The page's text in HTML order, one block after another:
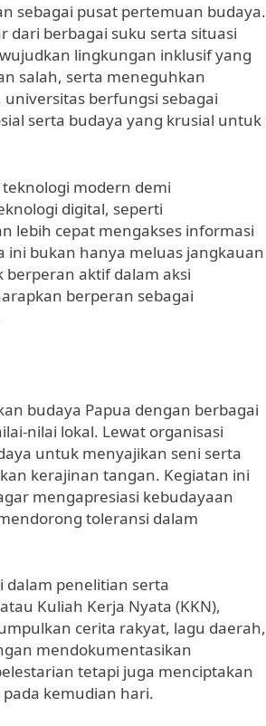
sebagai pusat pertemuan budaya.
dari berbagai suku serta situasi
lingkungan inklusif yang
salah, serta meneguhkan
berfungsi sebagai
serta budaya yang krusial untuk
modern demi
digital, seperti
lebih cepat mengakses informasi
ini bukan hanya meluas jangkauan
aktif dalam aksi
berperan sebagai
budaya Papua dengan berbagai
nilai lokal. Lewat organisasi
untuk menyajikan seni serta
kerajinan tangan. Kegiatan ini
mengapresiasi kebudayaan
toleransi dalam
dalam penelitian serta
Kuliah Kerja Nyata (KKN),
cerita rakyat, lagu daerah,
mendokumentasikan
tetapi juga menciptakan
kemudian hari.